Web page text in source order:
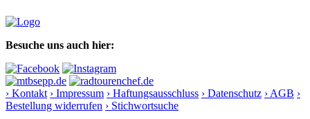
Besuche uns auch hier:
› Kontakt › Impressum › Haftungsausschluss › Datenschutz › AGB ›
Bestellung widerrufen › Stichwortsuche